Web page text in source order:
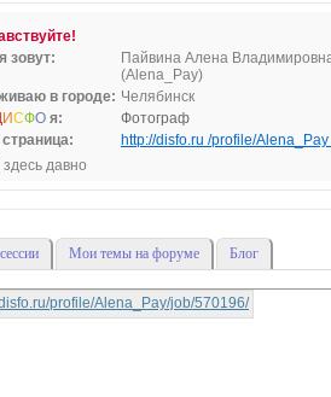
зовут:
Пайвина Алена
(Alena_Pay)
в городе: Челябинск
ИСФО я:
Фотограф
http://disfo.ru /profile/Alena_Pay
давно
Мои темы на форуме Блог
profile/Alena_Pay/job/570196/